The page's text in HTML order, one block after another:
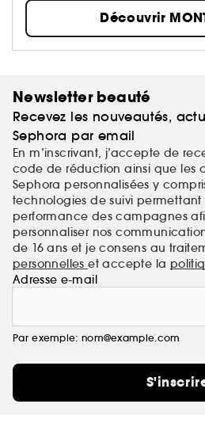
Découvrir
Newsletter beauté
Recevez les nouveautés,
Sephora par email
En m’inscrivant, j’accepte de
code de réduction ainsi que les
Sephora personnalisées y
technologies de suivi permettant
performance des campagnes
personnaliser nos
de 16 ans et je consens au
personnelleset accepte la
Adresse e-mail
Par exemple: nom@example.com